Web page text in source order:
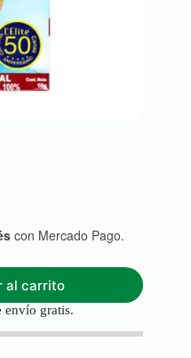
con Mercado Pago.
al carrito
envío gratis.